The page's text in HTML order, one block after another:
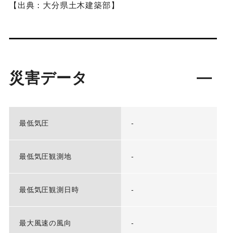
【出典：大分県土木建築部】
災害データ
最低気圧 -
最低気圧観測地 -
最低気圧観測日時 -
最大風速の風向 -